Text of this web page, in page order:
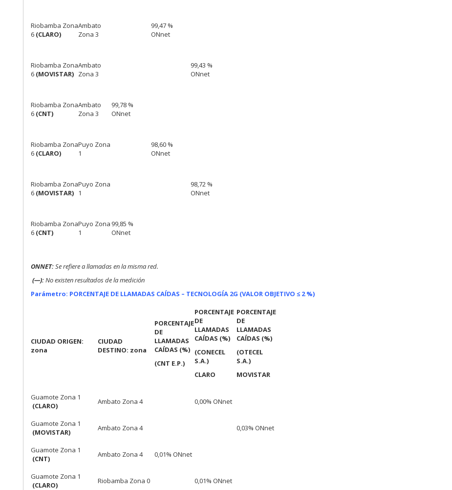
Riobamba Zona
6 (CLARO)
Ambato
Zona 3
99,47 %
ONnet
Riobamba Zona
6 (MOVISTAR)
Ambato
Zona 3
99,43 %
ONnet
Riobamba Zona
6 (CNT)
Ambato
Zona 3
99,78 %
ONnet
Riobamba Zona
6 (CLARO)
Puyo Zona
1
98,60 %
ONnet
Riobamba Zona
6 (MOVISTAR)
Puyo Zona
1
98,72 %
ONnet
Riobamba Zona
6 (CNT)
Puyo Zona
1
99,85 %
ONnet
ONNET:Se refiere a llamadas en la misma red.
(—):No existen resultados de la medición
Parámetro: PORCENTAJE DE LLAMADAS CAÍDAS – TECNOLOGÍA 2G (VALOR OBJETIVO ≤ 2 %)
CIUDAD ORIGEN:
zona
CIUDAD
DESTINO: zona
PORCENTAJE
DE
LLAMADAS
CAÍDAS (%)
(CNT E.P.)
PORCENTAJE
DE
LLAMADAS
CAÍDAS (%)
(CONECEL
S.A.)
CLARO
PORCENTAJE
DE
LLAMADAS
CAÍDAS (%)
(OTECEL
S.A.)
MOVISTAR
Guamote Zona 1
(CLARO)
Ambato Zona 4 0,00% ONnet
Guamote Zona 1
(MOVISTAR)
Ambato Zona 4 0,03% ONnet
Guamote Zona 1
(CNT)
Ambato Zona 4 0,01% ONnet
Guamote Zona 1
(CLARO)
Riobamba Zona 0 0,01% ONnet